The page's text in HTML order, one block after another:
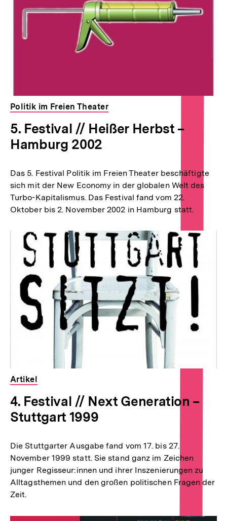
Politik im Freien Theater
5. Festival // Heißer Herbst –
Hamburg 2002
Das 5. Festival Politik im Freien Theater beschäftigte
sich mit der New Economy in der globalen Welt des
Turbo-Kapitalismus. Das Festival fand vom 22.
Oktober bis 2. November 2002 in Hamburg statt.
Artikel
4. Festival // Next Generation –
Stuttgart 1999
Die Stuttgarter Ausgabe fand vom 17. bis 27.
November 1999 statt. Sie stand ganz im Zeichen
junger Regisseur:innen und ihrer Inszenierungen zu
Alltagsthemen und den großen politischen Fragen der
Zeit.